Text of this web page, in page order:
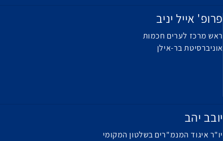
פרופ' אייל יניב
ראש מרכז לערים חכמות
אוניברסיטת בר-אילן
יובב יהב
יו"ר איגוד המנמ"רים בשלטון המקומי